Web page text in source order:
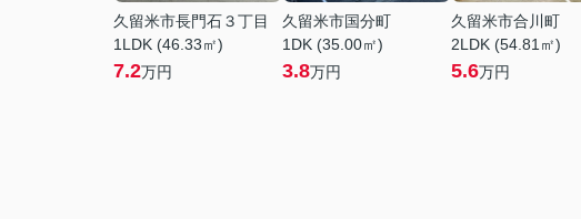
久留米市長門石３丁目
1LDK (46.33㎡)
7.2万円
久留米市国分町
1DK (35.00㎡)
3.8万円
久留米市合川町
2LDK (54.81㎡)
5.6万円